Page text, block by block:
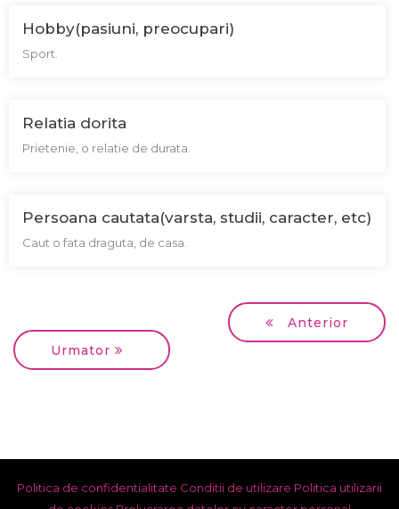
Hobby(pasiuni, preocupari)
Sport.
Relatia dorita
Prietenie, o relatie de durata.
Persoana cautata(varsta, studii, caracter, etc)
Caut o fata draguta, de casa.
Anterior
Urmator
Politica de confidentialitate Conditii de utilizare Politica utilizarii